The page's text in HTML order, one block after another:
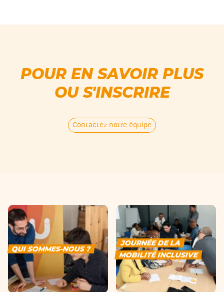
POUR EN SAVOIR PLUS
OU S'INSCRIRE
Contactez notre équipe
QUI SOMMES-NOUS ?
JOURNÉE DE LA
MOBILITÉ INCLUSIVE